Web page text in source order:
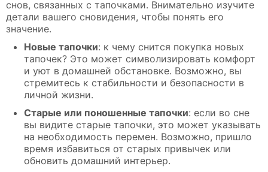
снов, связанных с тапочками. Внимательно изучите
детали вашего сновидения, чтобы понять его
значение.
Новые тапочки: к чему снится покупка новых
тапочек? Это может символизировать комфорт
и уют в домашней обстановке. Возможно, вы
стремитесь к стабильности и безопасности в
личной жизни.
Старые или поношенные тапочки: если во сне
вы видите старые тапочки, это может указывать
на необходимость перемен. Возможно, пришло
время избавиться от старых привычек или
обновить домашний интерьер.